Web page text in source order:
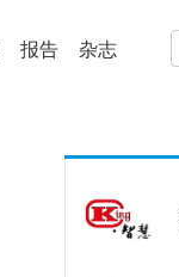
报告 杂志